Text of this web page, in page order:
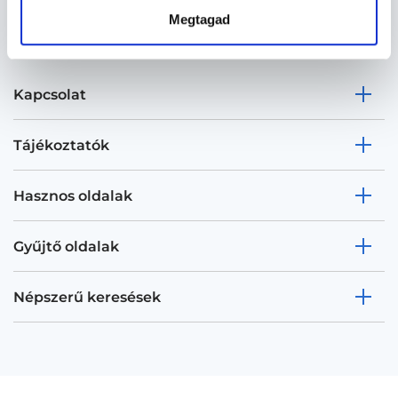
Megtagad
Kapcsolat
Tájékoztatók
Hasznos oldalak
Gyűjtő oldalak
Népszerű keresések